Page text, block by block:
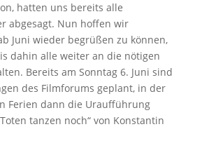
hatten uns bereits alle
abgesagt. Nun hoffen wir
Juni wieder begrüßen zu können,
dahin alle weiter an die nötigen
Bereits am Sonntag 6. Juni sind
des Filmforums geplant, in der
Ferien dann die Uraufführung
tanzen noch“ von Konstantin